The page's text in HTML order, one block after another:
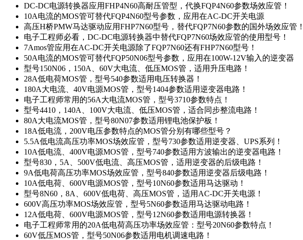
DC-DC电源转换器应用FHP4N60高耐压管型，代换FQP4N60参数场效应管！
10A电流的MOS管可替代FQP4N60型号参数，应用在AC-DC开关电源
高压H桥PMW马达驱动应用FHP7N60型号，替代FQP7N60参数的国外场效应管！
电子工程师必看，DC-DC电源转换器中替代FQP7N60场效应管的使用型号！
7Amos管应用在AC-DC开关电源除了FQP7N60还有FHP7N60型号！
50A电流的MOS管可替代FQP50N06型号参数，应用在100W-12V输入的逆变器
型号150N06，150A、60V大电流、低压MOS管，适用升压电路！
28A低电荷MOS管，型号540参数适用电压转换器！
180A大电流、40V电源MOS管，型号1404参数适用逆变器电路！
电子工程师常用的56A大电流MOS管，型号3710参数特点！
型号4410，140A、100V大电流、低压MOS管，适合同步整流电路！
80A大电流MOS管，型号80N07参数适用锂电池保护板！
18A低电流，200V电压参数特点的MOS管分别有哪些型号？
5.5A低电流高压功率MOS场效应管，型号730参数适用逆变器、UPS系列！
10A低电流、400V电源MOS管，型号740参数适用方波输出的逆变器电路！
型号830，5A、500V低电流、高压MOS管，适用逆变器的后级电路！
9A低电荷高压功率MOS场效应管，型号840参数适用逆变器后级电路！
10A低电荷、600V电源MOS管，型号10N60参数适用马达驱动！
型号8N60，8A、600V低电荷、高压MOS管，适用AC-DC开关电源！
600V高压功率MOS场效应管，型号5N60参数适用马达驱动电路！
12A低电荷、600V电源MOS管，型号12N60参数适用电源转换器！
电子工程师常用的20A低电荷高压功率场效应管：型号20N60参数特点！
60V低压MOS管，型号50N06参数适用电机调速电路！